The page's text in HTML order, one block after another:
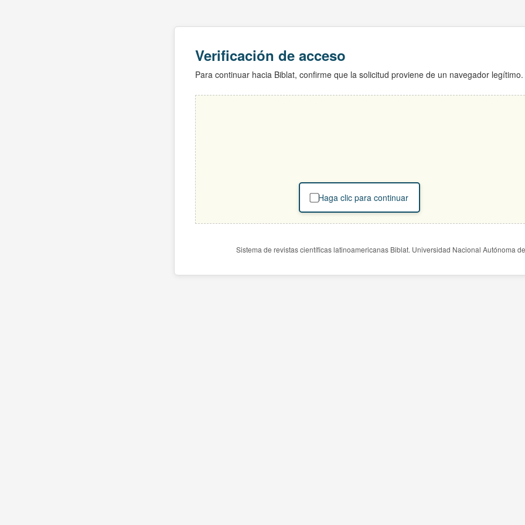
Verificación de acceso
Para continuar hacia Biblat, confirme que la solicitud proviene de un navegador legítimo.
Haga clic para continuar
Sistema de revistas científicas latinoamericanas Biblat. Universidad Nacional Autónoma